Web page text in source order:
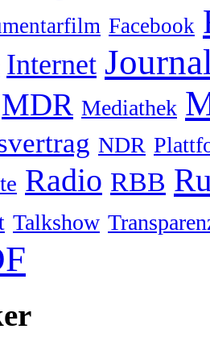
Facebook
Internet
MDR Mediathek
NDR
Radio RBB
Talkshow